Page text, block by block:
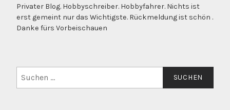
Privater Blog. Hobbyschreiber. Hobbyfahrer. Nichts ist
erst gemeint nur das Wichtigste. Rückmeldung ist schön .
Danke fürs Vorbeischauen
nach: